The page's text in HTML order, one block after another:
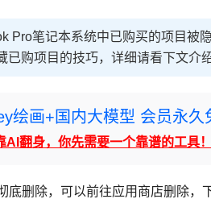
Pro笔记本系统中已购买的项目被
已购项目的技巧，详细请看下文介
绘画+国内大模型 会员永久
AI翻身，你先需要一个靠谱的工具！
删除，可以前往应用商店删除，